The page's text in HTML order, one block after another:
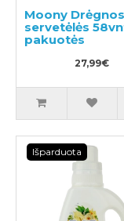
Moony Drėgnos
servetėlės
pakuotės
27,99€
Išparduota